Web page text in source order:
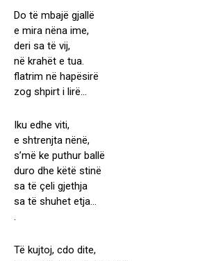
Do të mbajë gjallë
e mira nëna ime,
deri sa të vij,
në krahët e tua.
flatrim në hapësirë
zog shpirt i lirë…
Iku edhe viti,
e shtrenjta nënë,
s’më ke puthur ballë
duro dhe këtë stinë
sa të çeli gjethja
sa të shuhet etja…
.
Të kujtoj, cdo dite,